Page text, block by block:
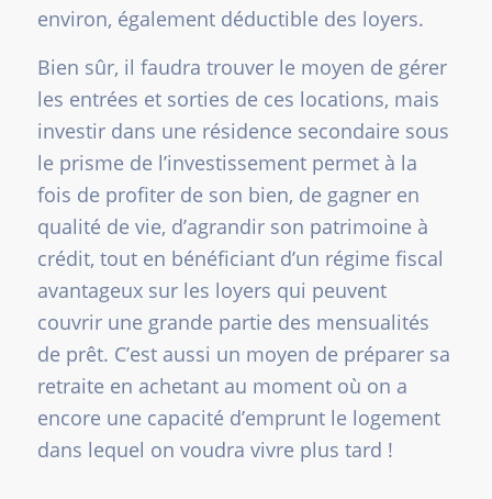
environ, également déductible des loyers.
Bien sûr, il faudra trouver le moyen de gérer
les entrées et sorties de ces locations, mais
investir dans une résidence secondaire sous
le prisme de l’investissement permet à la
fois de profiter de son bien, de gagner en
qualité de vie, d’agrandir son patrimoine à
crédit, tout en bénéficiant d’un régime fiscal
avantageux sur les loyers qui peuvent
couvrir une grande partie des mensualités
de prêt. C’est aussi un moyen de préparer sa
retraite en achetant au moment où on a
encore une capacité d’emprunt le logement
dans lequel on voudra vivre plus tard !